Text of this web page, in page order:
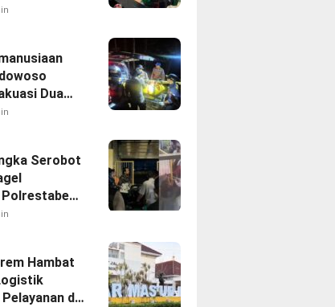
Dua
Serobot
Polrestabes
Hambat
di